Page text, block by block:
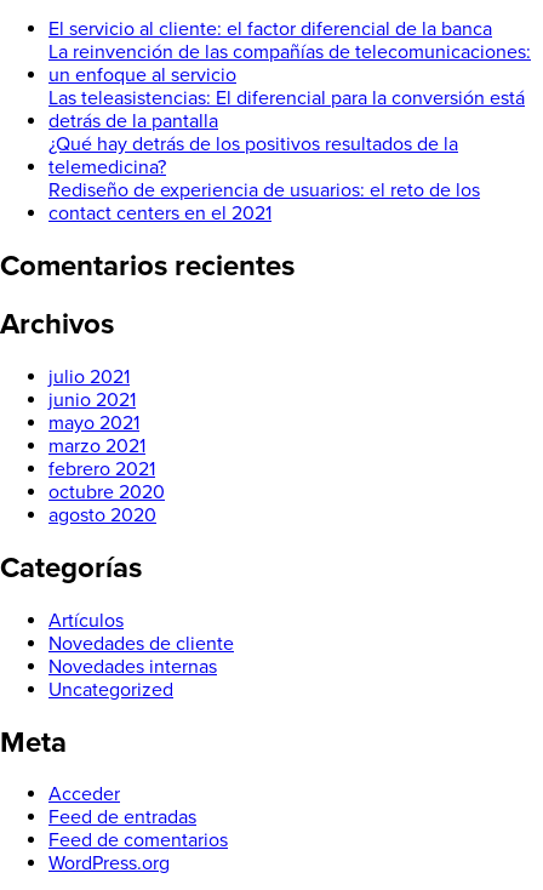
factor
diferencial
de
la
banca
El servicio al cliente: el factor diferencial de la banca
La reinvención de las compañías de telecomunicaciones:
un enfoque al servicio
Las teleasistencias: El diferencial para la conversión está
detrás de la pantalla
¿Qué hay detrás de los positivos resultados de la
telemedicina?
Rediseño de experiencia de usuarios: el reto de los
contact centers en el 2021
Comentarios recientes
Archivos
julio 2021
junio 2021
mayo 2021
marzo 2021
febrero 2021
octubre 2020
agosto 2020
Categorías
Artículos
Novedades de cliente
Novedades internas
Uncategorized
Meta
Acceder
Feed de entradas
Feed de comentarios
WordPress.org